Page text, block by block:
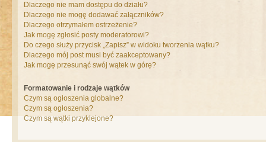
Dlaczego nie mam dostępu do działu?
Dlaczego nie mogę dodawać załączników?
Dlaczego otrzymałem ostrzeżenie?
Jak mogę zgłosić posty moderatorowi?
Do czego służy przycisk „Zapisz” w widoku tworzenia wątku?
Dlaczego mój post musi być zaakceptowany?
Jak mogę przesunąć swój wątek w górę?
Formatowanie i rodzaje wątków
Czym są ogłoszenia globalne?
Czym są ogłoszenia?
Czym są wątki przyklejone?